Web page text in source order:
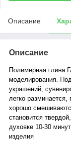
Описание
Описание
Полимерная глина
моделирования.
украшений,
легко
хорошо
становится
духовке 10-30
изделия